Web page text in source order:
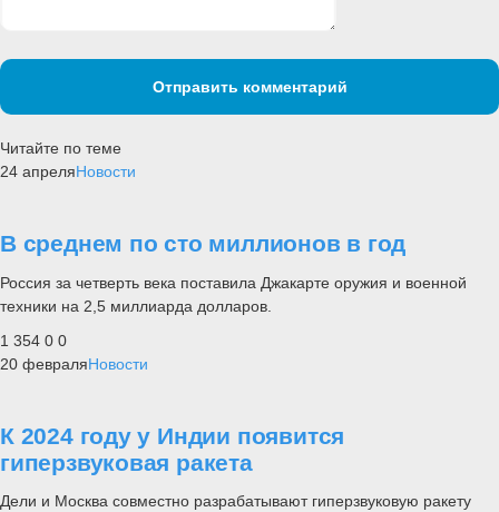
Отправить комментарий
Читайте по теме
24 апреляНовости
В среднем по сто миллионов в год
Россия за четверть века поставила Джакарте оружия и военной
техники на 2,5 миллиарда долларов.
1 354 0 0
20 февраляНовости
К 2024 году у Индии появится
гиперзвуковая ракета
Дели и Москва совместно разрабатывают гиперзвуковую ракету